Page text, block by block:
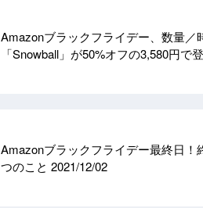
Amazonブラックフライデー、数量
「Snowball」が50%オフの3,580円で
Amazonブラックフライデー最終日
つのこと 2021/12/02